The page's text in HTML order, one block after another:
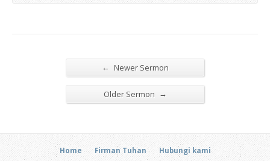
← Newer Sermon
Older Sermon →
Home Firman Tuhan Hubungi kami